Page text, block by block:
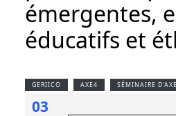
émergentes,
éducatifs et
GERIICO AXE4 SÉMINAIRE
03